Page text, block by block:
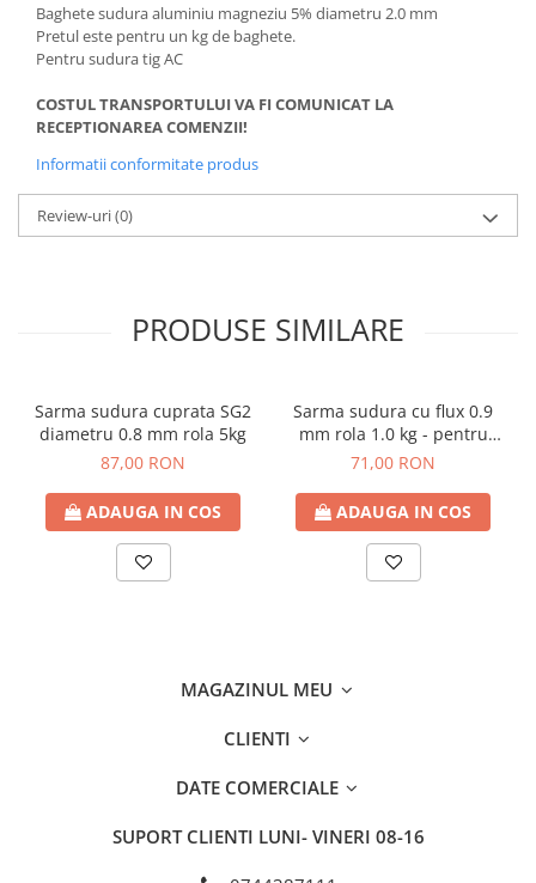
Baghete sudura WIG (TIG)
Taiere sudare oxigaz
Baghete sudura aluminiu magneziu 5% diametru 2.0 mm
Pretul este pentru un kg de baghete.
Pentru sudura tig AC
COSTUL TRANSPORTULUI VA FI COMUNICAT LA
RECEPTIONAREA COMENZII!
Informatii conformitate produs
Review-uri(0)
PRODUSE SIMILARE
Sarma sudura cuprata SG2
diametru 0.8 mm rola 5kg
87,00 RON
ADAUGA IN COS
Sarma sudura cu flux 0.9
mm rola 1.0 kg - pentru
sudura fara gaz
71,00 RON
ADAUGA IN COS
MAGAZINUL MEU
CLIENTI
DATE COMERCIALE
SUPORT CLIENTI LUNI- VINERI 08-16